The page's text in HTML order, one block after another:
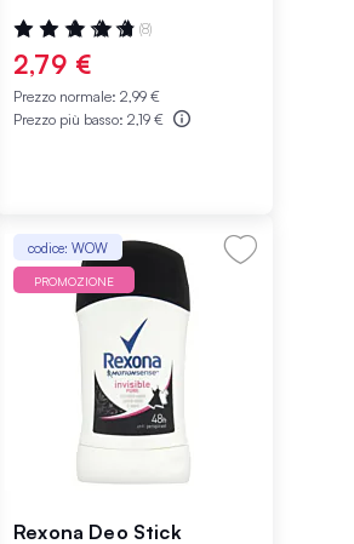
Valutazione:
98%
(8)
2,79 €
Prezzo normale: 2,99 €
Prezzo più basso: 2,19 €
codice: WOW
PROMOZIONE
Rexona Deo Stick